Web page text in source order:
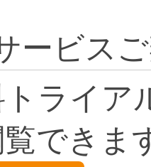
ービス
ライア
できま